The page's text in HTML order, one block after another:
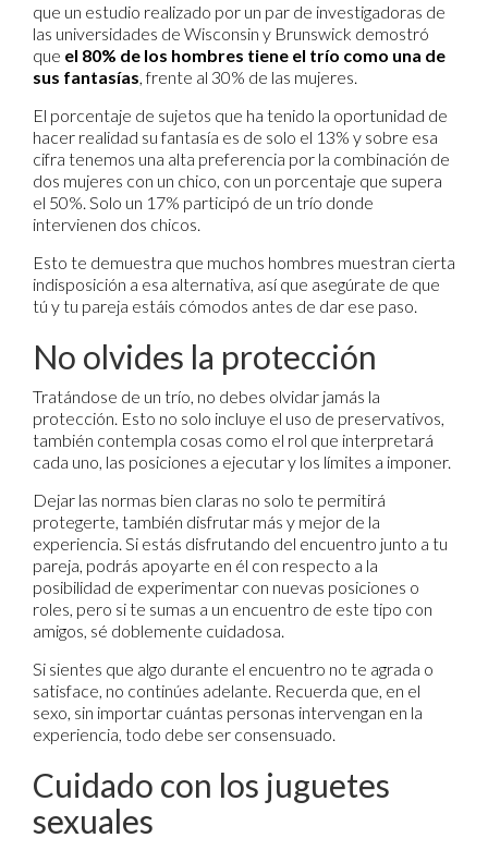
que un estudio realizado por un par de investigadoras de
las universidades de Wisconsin y Brunswick demostró
que el 80% de los hombres tiene el trío como una de
sus fantasías, frente al 30% de las mujeres.
El porcentaje de sujetos que ha tenido la oportunidad de
hacer realidad su fantasía es de solo el 13% y sobre esa
cifra tenemos una alta preferencia por la combinación de
dos mujeres con un chico, con un porcentaje que supera
el 50%. Solo un 17% participó de un trío donde
intervienen dos chicos.
Esto te demuestra que muchos hombres muestran cierta
indisposición a esa alternativa, así que asegúrate de que
tú y tu pareja estáis cómodos antes de dar ese paso.
No olvides la protección
Tratándose de un trío, no debes olvidar jamás la
protección. Esto no solo incluye el uso de preservativos,
también contempla cosas como el rol que interpretará
cada uno, las posiciones a ejecutar y los límites a imponer.
Dejar las normas bien claras no solo te permitirá
protegerte, también disfrutar más y mejor de la
experiencia. Si estás disfrutando del encuentro junto a tu
pareja, podrás apoyarte en él con respecto a la
posibilidad de experimentar con nuevas posiciones o
roles, pero si te sumas a un encuentro de este tipo con
amigos, sé doblemente cuidadosa.
Si sientes que algo durante el encuentro no te agrada o
satisface, no continúes adelante. Recuerda que, en el
sexo, sin importar cuántas personas intervengan en la
experiencia, todo debe ser consensuado.
Cuidado con los juguetes
sexuales